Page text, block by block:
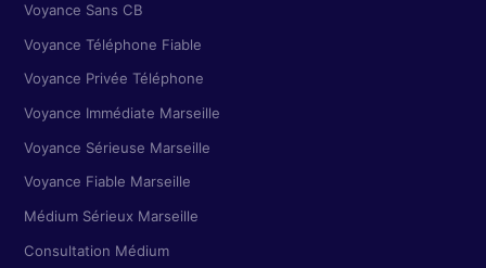
Voyance Sans CB
Voyance Téléphone Fiable
Voyance Privée Téléphone
Voyance Immédiate Marseille
Voyance Sérieuse Marseille
Voyance Fiable Marseille
Médium Sérieux Marseille
Consultation Médium